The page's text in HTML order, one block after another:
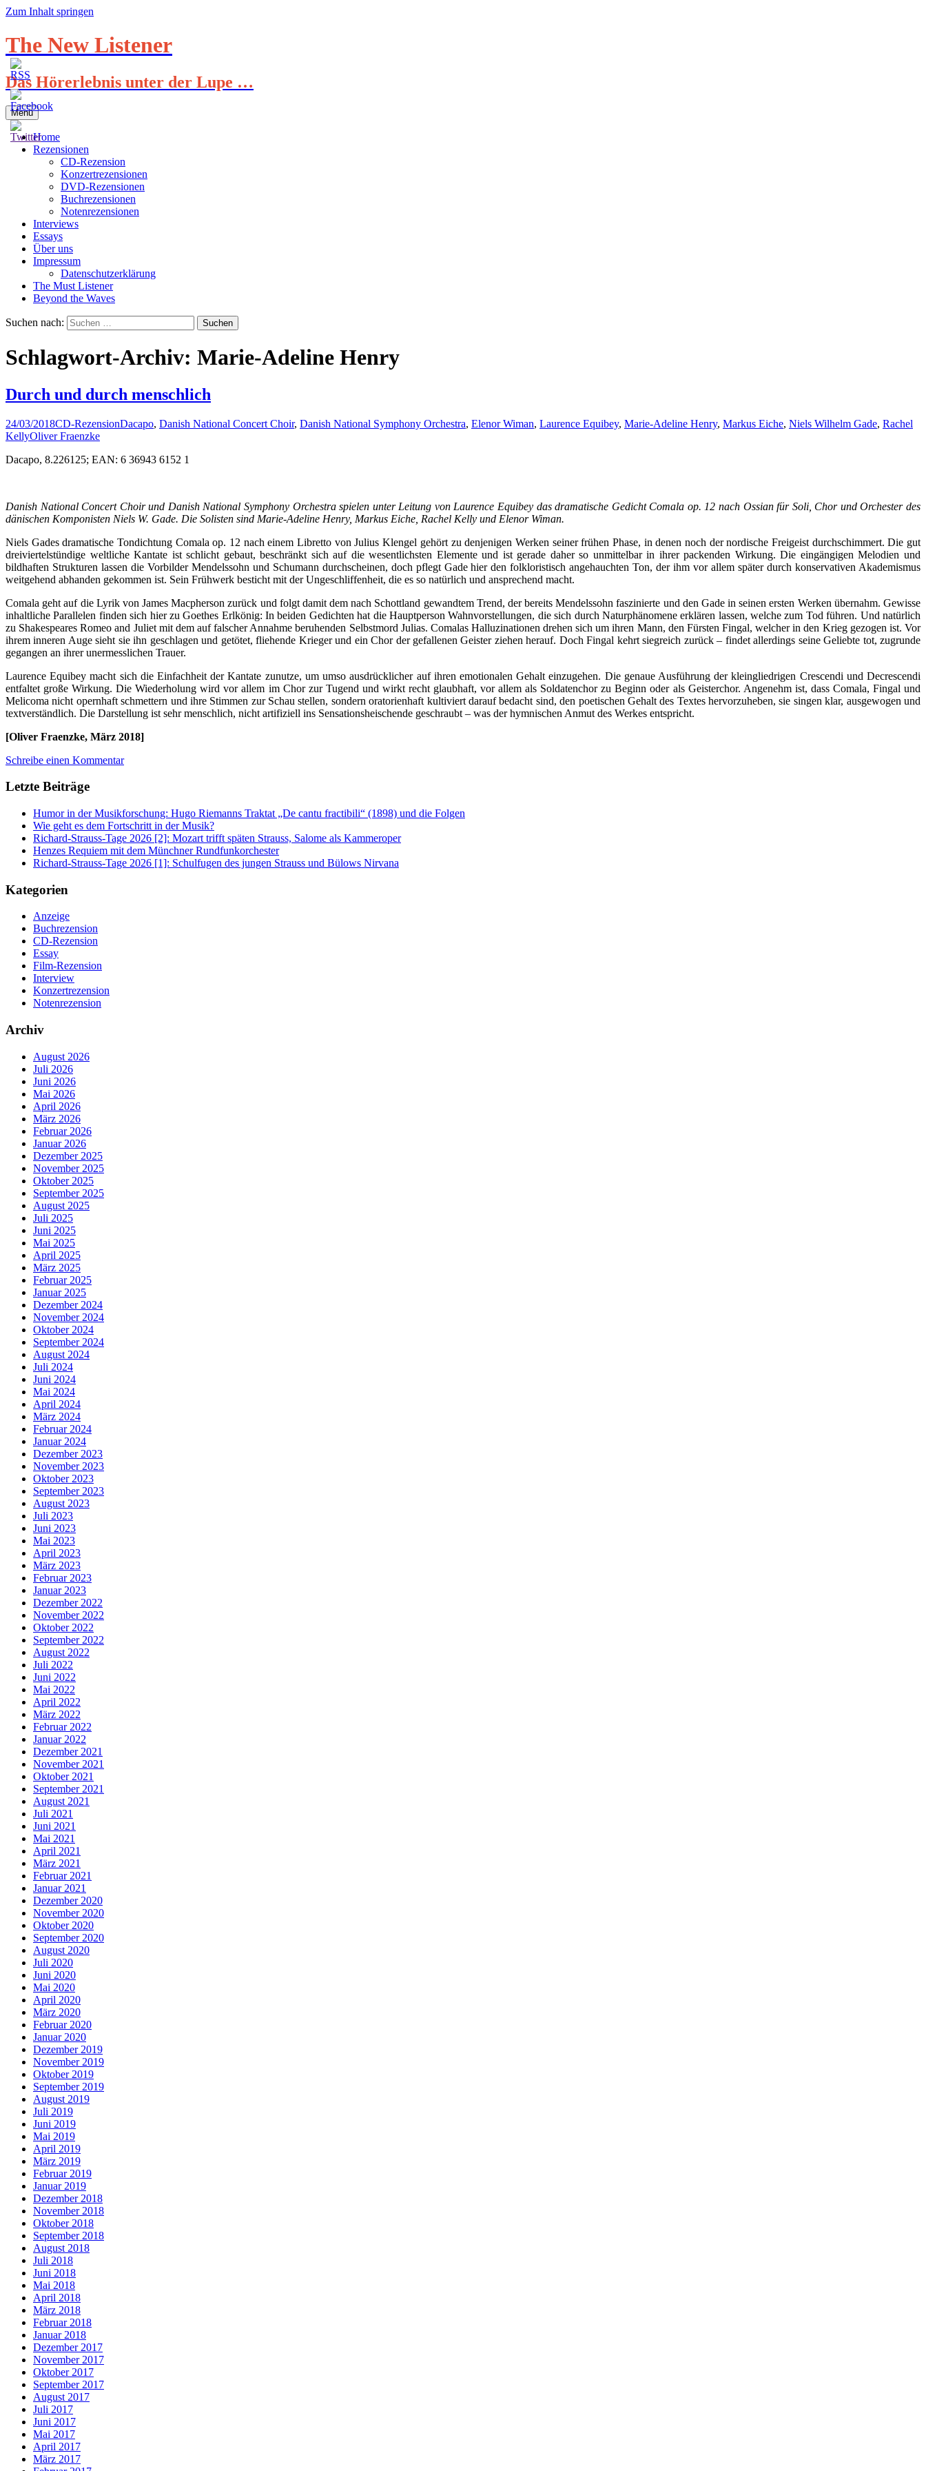
Zum Inhalt springen
The New Listener
Das Hörerlebnis unter der Lupe …
Menü
Home
Rezensionen
CD-Rezension
Konzertrezensionen
DVD-Rezensionen
Buchrezensionen
Notenrezensionen
Interviews
Essays
Über uns
Impressum
Datenschutzerklärung
The Must Listener
Beyond the Waves
Suchen nach:
Schlagwort-Archiv: Marie-Adeline Henry
Durch und durch menschlich
24/03/2018CD-RezensionDacapo, Danish National Concert Choir, Danish National Symphony Orchestra, Elenor Wiman, Laurence Equibey, Marie-Adeline Henry, Markus Eiche, Niels Wilhelm Gade, Rachel
KellyOliver Fraenzke
Dacapo, 8.226125; EAN: 6 36943 6152 1
Danish National Concert Choir und Danish National Symphony Orchestra spielen unter Leitung von Laurence Equibey das dramatische Gedicht Comala op. 12 nach Ossian für Soli, Chor und Orchester des
dänischen Komponisten Niels W. Gade. Die Solisten sind Marie-Adeline Henry, Markus Eiche, Rachel Kelly und Elenor Wiman.
Niels Gades dramatische Tondichtung Comala op. 12 nach einem Libretto von Julius Klengel gehört zu denjenigen Werken seiner frühen Phase, in denen noch der nordische Freigeist durchschimmert. Die gut
dreiviertelstündige weltliche Kantate ist schlicht gebaut, beschränkt sich auf die wesentlichsten Elemente und ist gerade daher so unmittelbar in ihrer packenden Wirkung. Die eingängigen Melodien und
bildhaften Strukturen lassen die Vorbilder Mendelssohn und Schumann durchscheinen, doch pflegt Gade hier den folkloristisch angehauchten Ton, der ihm vor allem später durch konservativen Akademismus
weitgehend abhanden gekommen ist. Sein Frühwerk besticht mit der Ungeschliffenheit, die es so natürlich und ansprechend macht.
Comala geht auf die Lyrik von James Macpherson zurück und folgt damit dem nach Schottland gewandtem Trend, der bereits Mendelssohn faszinierte und den Gade in seinen ersten Werken übernahm. Gewisse
inhaltliche Parallelen finden sich hier zu Goethes Erlkönig: In beiden Gedichten hat die Hauptperson Wahnvorstellungen, die sich durch Naturphänomene erklären lassen, welche zum Tod führen. Und natürlich
zu Shakespeares Romeo and Juliet mit dem auf falscher Annahme beruhenden Selbstmord Julias. Comalas Halluzinationen drehen sich um ihren Mann, den Fürsten Fingal, welcher in den Krieg gezogen ist. Vor
ihrem inneren Auge sieht sie ihn geschlagen und getötet, fliehende Krieger und ein Chor der gefallenen Geister ziehen herauf. Doch Fingal kehrt siegreich zurück – findet allerdings seine Geliebte tot, zugrunde
gegangen an ihrer unermesslichen Trauer.
Laurence Equibey macht sich die Einfachheit der Kantate zunutze, um umso ausdrücklicher auf ihren emotionalen Gehalt einzugehen. Die genaue Ausführung der kleingliedrigen Crescendi und Decrescendi
entfaltet große Wirkung. Die Wiederholung wird vor allem im Chor zur Tugend und wirkt recht glaubhaft, vor allem als Soldatenchor zu Beginn oder als Geisterchor. Angenehm ist, dass Comala, Fingal und
Melicoma nicht opernhaft schmettern und ihre Stimmen zur Schau stellen, sondern oratorienhaft kultiviert darauf bedacht sind, den poetischen Gehalt des Textes hervorzuheben, sie singen klar, ausgewogen und
textverständlich. Die Darstellung ist sehr menschlich, nicht artifiziell ins Sensationsheischende geschraubt – was der hymnischen Anmut des Werkes entspricht.
[Oliver Fraenzke, März 2018]
Schreibe einen Kommentar
Letzte Beiträge
Humor in der Musikforschung: Hugo Riemanns Traktat „De cantu fractibili“ (1898) und die Folgen
Wie geht es dem Fortschritt in der Musik?
Richard-Strauss-Tage 2026 [2]: Mozart trifft späten Strauss, Salome als Kammeroper
Henzes Requiem mit dem Münchner Rundfunkorchester
Richard-Strauss-Tage 2026 [1]: Schulfugen des jungen Strauss und Bülows Nirvana
Kategorien
Anzeige
Buchrezension
CD-Rezension
Essay
Film-Rezension
Interview
Konzertrezension
Notenrezension
Archiv
August 2026
Juli 2026
Juni 2026
Mai 2026
April 2026
März 2026
Februar 2026
Januar 2026
Dezember 2025
November 2025
Oktober 2025
September 2025
August 2025
Juli 2025
Juni 2025
Mai 2025
April 2025
März 2025
Februar 2025
Januar 2025
Dezember 2024
November 2024
Oktober 2024
September 2024
August 2024
Juli 2024
Juni 2024
Mai 2024
April 2024
März 2024
Februar 2024
Januar 2024
Dezember 2023
November 2023
Oktober 2023
September 2023
August 2023
Juli 2023
Juni 2023
Mai 2023
April 2023
März 2023
Februar 2023
Januar 2023
Dezember 2022
November 2022
Oktober 2022
September 2022
August 2022
Juli 2022
Juni 2022
Mai 2022
April 2022
März 2022
Februar 2022
Januar 2022
Dezember 2021
November 2021
Oktober 2021
September 2021
August 2021
Juli 2021
Juni 2021
Mai 2021
April 2021
März 2021
Februar 2021
Januar 2021
Dezember 2020
November 2020
Oktober 2020
September 2020
August 2020
Juli 2020
Juni 2020
Mai 2020
April 2020
März 2020
Februar 2020
Januar 2020
Dezember 2019
November 2019
Oktober 2019
September 2019
August 2019
Juli 2019
Juni 2019
Mai 2019
April 2019
März 2019
Februar 2019
Januar 2019
Dezember 2018
November 2018
Oktober 2018
September 2018
August 2018
Juli 2018
Juni 2018
Mai 2018
April 2018
März 2018
Februar 2018
Januar 2018
Dezember 2017
November 2017
Oktober 2017
September 2017
August 2017
Juli 2017
Juni 2017
Mai 2017
April 2017
März 2017